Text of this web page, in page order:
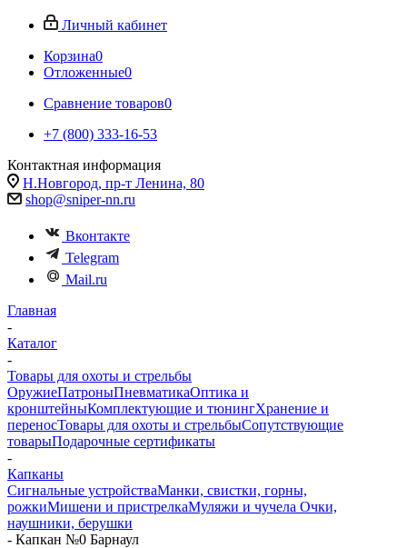
Личный кабинет
Корзина0
Отложенные0
Сравнение товаров0
+7 (800) 333-16-53
Контактная информация
Н.Новгород, пр-т Ленина, 80
shop@sniper-nn.ru
Вконтакте
Telegram
Mail.ru
Главная
-
Каталог
-
Товары для охоты и стрельбы
ОружиеПатроныПневматикаОптика и
кронштейныКомплектующие и тюнингХранение и
переносТовары для охоты и стрельбыСопутствующие
товарыПодарочные сертификаты
-
Капканы
Сигнальные устройстваМанки, свистки, горны,
рожкиМишени и пристрелкаМуляжи и чучела Очки,
наушники, берушки
- Капкан №0 Барнаул